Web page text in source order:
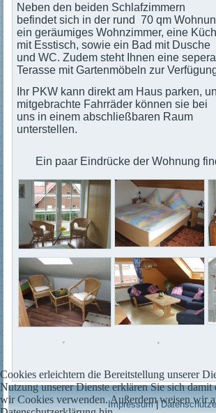
Neben den beiden Schlafzimmern
befindet sich in der rund 70 qm
ein geräumiges Wohnzimmer, eine
mit Esstisch, sowie ein Bad mit Dusche
und WC. Zudem steht Ihnen eine
Terasse mit Gartenmöbeln zur
Ihr PKW kann direkt am Haus parken,
mitgebrachte Fahrräder können sie bei
uns in einem abschließbaren Raum
unterstellen.
Ein paar Eindrücke der Wohnung
Impressum|
Cookies erleichtern die Bereitstellung unserer
Nutzung unserer Dienste erklären Sie sich damit
wir Cookies verwenden. Außerdem weisen wir